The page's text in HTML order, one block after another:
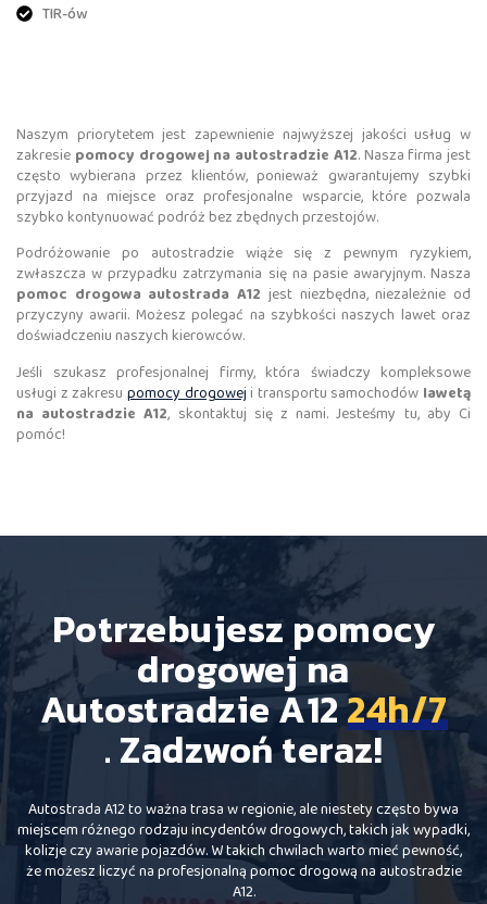
TIR-ów
Naszym priorytetem jest zapewnienie najwyższej jakości usług w
zakresie pomocy drogowej na autostradzie A12. Nasza firma jest
często wybierana przez klientów, ponieważ gwarantujemy szybki
przyjazd na miejsce oraz profesjonalne wsparcie, które pozwala
szybko kontynuować podróż bez zbędnych przestojów.
Podróżowanie po autostradzie wiąże się z pewnym ryzykiem,
zwłaszcza w przypadku zatrzymania się na pasie awaryjnym. Nasza
pomoc drogowa autostrada A12 jest niezbędna, niezależnie od
przyczyny awarii. Możesz polegać na szybkości naszych lawet oraz
doświadczeniu naszych kierowców.
Jeśli szukasz profesjonalnej firmy, która świadczy kompleksowe
usługi z zakresu pomocy drogowej i transportu samochodów lawetą
na autostradzie A12, skontaktuj się z nami. Jesteśmy tu, aby Ci
pomóc!
Potrzebujesz pomocy
drogowej na
Autostradzie A1224h/7
. Zadzwoń teraz!
Autostrada A12 to ważna trasa w regionie, ale niestety często bywa
miejscem różnego rodzaju incydentów drogowych, takich jak wypadki,
kolizje czy awarie pojazdów. W takich chwilach warto mieć pewność,
że możesz liczyć na profesjonalną pomoc drogową na autostradzie
A12.